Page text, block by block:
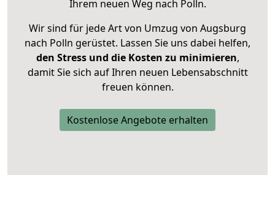
Ihrem neuen Weg nach Polln.
Wir sind für jede Art von Umzug von Augsburg
nach Polln gerüstet. Lassen Sie uns dabei helfen,
den Stress und die Kosten zu minimieren,
damit Sie sich auf Ihren neuen Lebensabschnitt
freuen können.
Kostenlose Angebote erhalten